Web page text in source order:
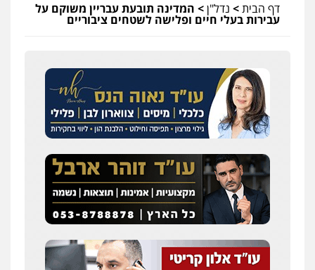
דף הבית> נדל"ן> המדינה תובעת עבריין משוקם על
עבירות בעלי חיים ופלישה לשטחים ציבוריים